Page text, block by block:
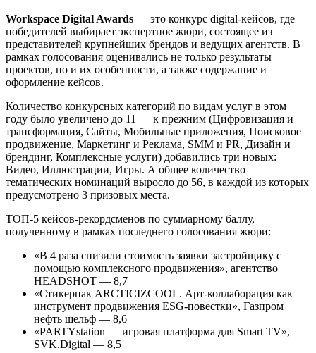
Workspace Digital Awards — это конкурс digital-кейсов, где
победителей выбирает экспертное жюри, состоящее из
представителей крупнейших брендов и ведущих агентств. В
рамках голосования оценивались не только результаты
проектов, но и их особенности, а также содержание и
оформление кейсов.
Количество конкурсных категорий по видам услуг в этом
году было увеличено до 11 — к прежним (Цифровизация и
трансформация, Сайты, Мобильные приложения, Поисковое
продвижение, Маркетинг и Реклама, SMM и PR, Дизайн и
брендинг, Комплексные услуги) добавились три новых:
Видео, Иллюстрации, Игры. А общее количество
тематических номинаций выросло до 56, в каждой из которых
предусмотрено 3 призовых места.
ТОП-5 кейсов-рекордсменов по суммарному баллу,
полученному в рамках последнего голосования жюри:
«В 4 раза снизили стоимость заявки застройщику с
помощью комплексного продвижения», агентство
HEADSHOT — 8,7
«Стикерпак ARCTICIZCOOL. Арт-коллаборация как
инструмент продвижения ESG-повестки», Газпром
нефть шельф — 8,6
«PARTYstation — игровая платформа для Smart TV»,
SVK.Digital — 8,5